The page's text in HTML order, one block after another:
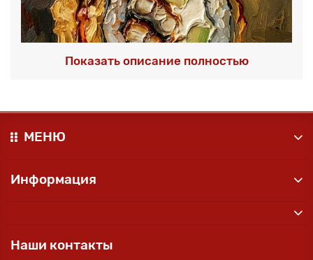
хрустящее удовольствие от
O`STRIV SUSHI
холодных закусках! Представь: нежный рис, сочная
Показать описание полностью
МЕНЮ
Информация
Наши контакты